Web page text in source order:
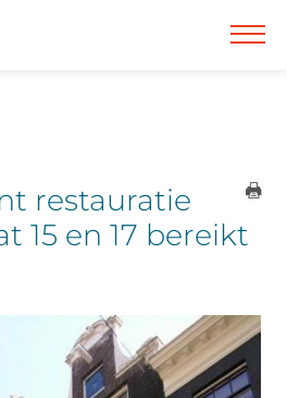
restauratie
15 en 17 bereikt